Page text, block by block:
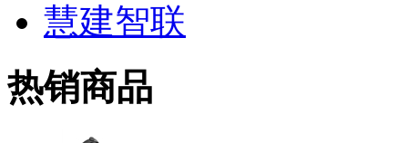
慧建智联
热销商品